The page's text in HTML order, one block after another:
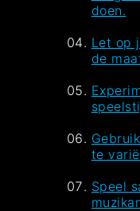
doen.
Let op
de
te
Speel